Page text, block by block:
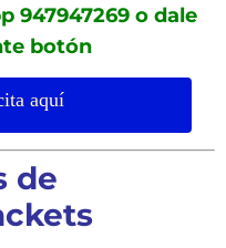
947947269 o dale
botón
aquí
de